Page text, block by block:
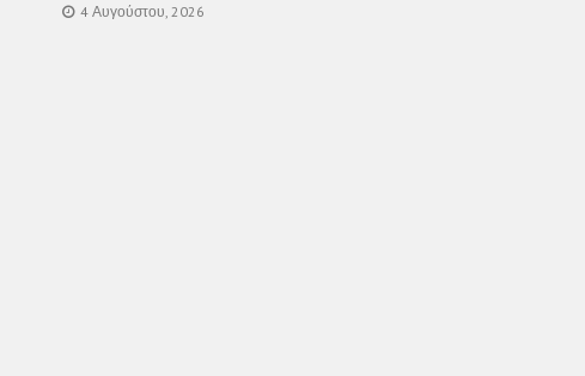
4 Αυγούστου, 2026